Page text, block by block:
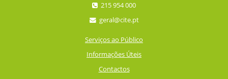
215 954 000
geral@cite.pt
Serviços ao Público
Informações Úteis
Contactos